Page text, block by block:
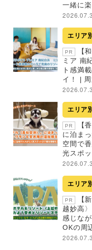
一緒に
エリア
PR
【
ミア 南
ト感満
イ！ |
エリア
PR
【
に泊ま
空間で
光スポ
エリア
PR
【
越妙高
感じな
OKの周